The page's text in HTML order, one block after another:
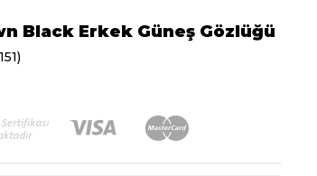
Black Erkek Güneş Gözlüğü